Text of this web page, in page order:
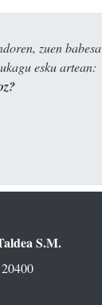
zuen babesa
esku artean:
S.M.